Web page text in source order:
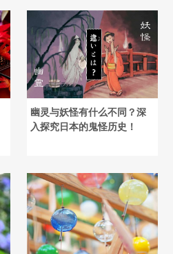
幽灵与妖怪有什么不同？深
入探究日本的鬼怪历史！